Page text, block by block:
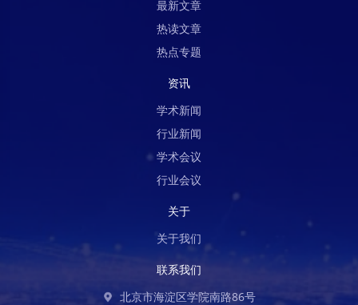
最新文章
热读文章
热点专题
资讯
学术新闻
行业新闻
学术会议
行业会议
关于
关于我们
联系我们
北京市海淀区学院南路86号